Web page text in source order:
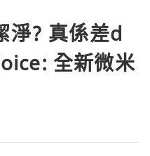
淨? 真係差d
全新微米